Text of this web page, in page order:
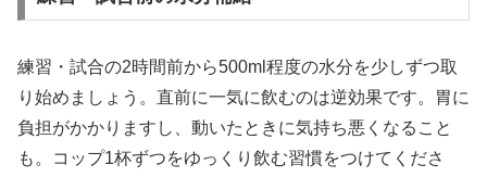
練習・試合の2時間前から500ml程度の水分を少しずつ取
り始めましょう。直前に一気に飲むのは逆効果です。胃に
負担がかかりますし、動いたときに気持ち悪くなること
も。コップ1杯ずつをゆっくり飲む習慣をつけてくださ